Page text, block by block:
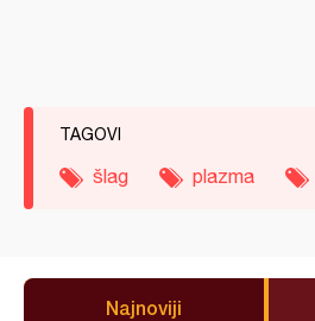
TAGOVI
šlag plazma
Najnoviji